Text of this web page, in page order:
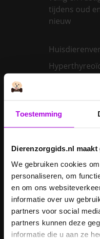
Toestemming
Dierenzorggids.nl
We gebruiken cookies
personaliseren, om
en om ons
informatie over uw
partners voor social
partners kunnen deze
informatie die u aan ze
tijdens oud
nieuw
een te snel
werkende
Inentingen
Je cavia
Je hond wordt
geopereerd